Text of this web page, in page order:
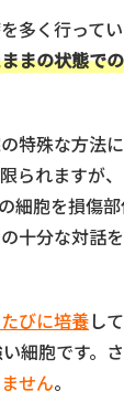
多く行ってい
まの状態で
特殊な方法
られますが
胞を損傷部
分な対話
びに培養し
細胞です。さ
せん。